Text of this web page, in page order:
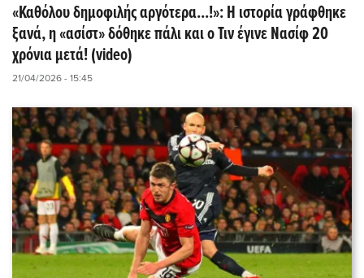
«Καθόλου δημοφιλής αργότερα...!»: Η ιστορία γράφθηκε
ξανά, η «ασίστ» δόθηκε πάλι και ο Τιν έγινε Νασίφ 20
χρόνια μετά! (video)
21/04/2026 - 15:45